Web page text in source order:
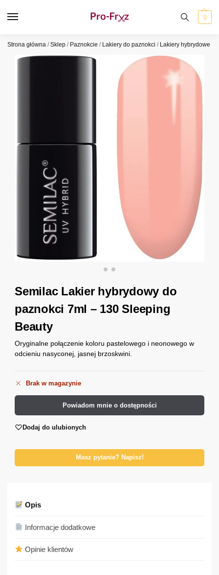
0
Strona główna /Sklep / Paznokcie / Lakiery do paznokci / Lakiery hybrydowe
Semilac Lakier hybrydowy do
paznokci 7ml – 130 Sleeping
Beauty
Oryginalne połączenie koloru pastelowego i neonowego w
odcieniu nasyconej, jasnej brzoskwini.
Brak w magazynie
Powiadom mnie o dostępności
Dodaj do ulubionych
Masz pytanie? Napisz!
Opis
Informacje dodatkowe
Opinie klientów